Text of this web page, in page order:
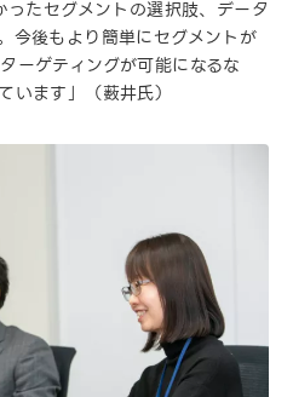
ったセグメントの選択肢、データ
今後もより簡単にセグメントが
ーゲティングが可能になるな
います」（薮井氏）